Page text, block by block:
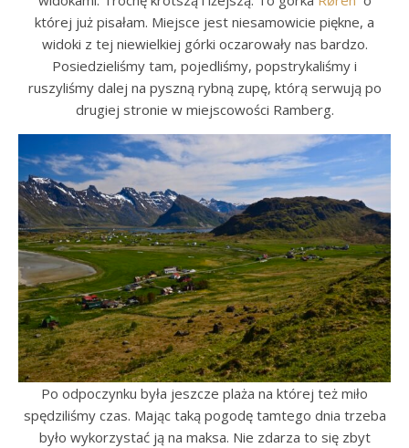
której już pisałam. Miejsce jest niesamowicie piękne, a
widoki z tej niewielkiej górki oczarowały nas bardzo.
Posiedzieliśmy tam, pojedliśmy, popstrykaliśmy i
ruszyliśmy dalej na pyszną rybną zupę, którą serwują po
drugiej stronie w miejscowości Ramberg.
Po odpoczynku była jeszcze plaża na której też miło
spędziliśmy czas. Mając taką pogodę tamtego dnia trzeba
było wykorzystać ją na maksa. Nie zdarza to się zbyt